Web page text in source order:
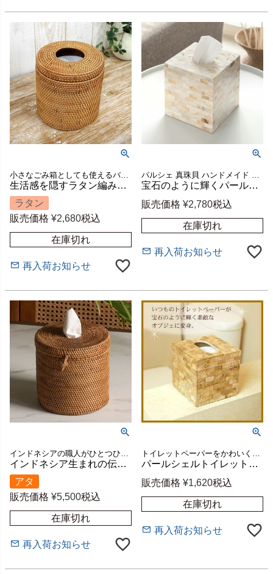
小さなごみ箱としても使えるバリ島のトイレットペーパーケース
生活感を隠すラタン編みのトイレットペーパーケース 外寸直径約13.5～15×高さ14cm バリ島ハンドメイド [10686]
ラタン
販売価格 ¥2,680税込
在庫切れ
再入荷お知らせ
宝石のように輝くパールシェルのトイレットペーパーケース 約W13.3×D13.3×H14cm [vn51139]
販売価格 ¥2,780税込
在庫切れ
再入荷お知らせ
インドネシア生まれの伝統素材 アタ製 トイレットペーパーケース［ラウンドタイプ］[2812]
アタ
販売価格 ¥5,500税込
在庫切れ
再入荷お知らせ
パールシェルトイレットペーパー収納ケース[スクエアタイプ][8435]【アジアン雑貨のアジア工房本店】
販売価格 ¥1,620税込
在庫切れ
再入荷お知らせ